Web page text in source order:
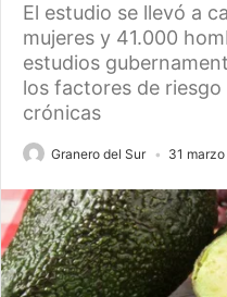
El estudio se llevó a
mujeres y 41.000
estudios
los factores de
crónicas
Granero del Sur 31